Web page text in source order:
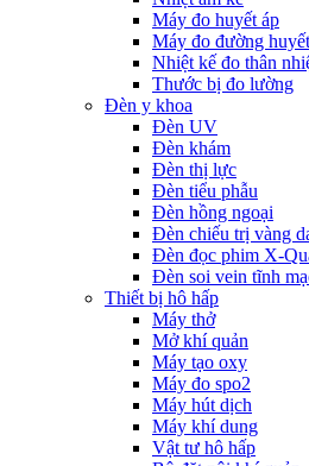
Máy đo huyết áp
Máy đo đường huyết
Nhiệt kế đo thân
Thước bị đo lường
Đèn y khoa
Đèn UV
Đèn khám
Đèn thị lực
Đèn tiểu phẫu
Đèn hồng ngoại
Đèn chiếu trị vàng
Đèn đọc phim X-
Đèn soi vein tĩnh
Thiết bị hô hấp
Máy thở
Mở khí quản
Máy tạo oxy
Máy đo spo2
Máy hút dịch
Máy khí dung
Vật tư hô hấp